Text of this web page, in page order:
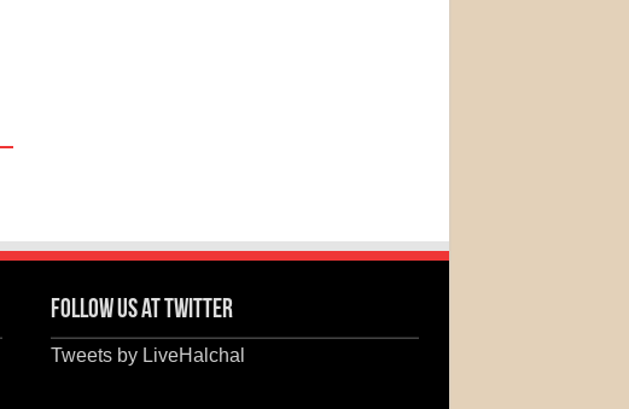
Follow us at Twitter
Tweets by LiveHalchal